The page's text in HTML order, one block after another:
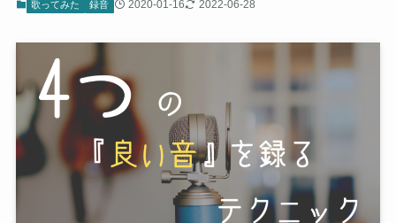
歌ってみた 録音 2020-01-16 2022-06-28